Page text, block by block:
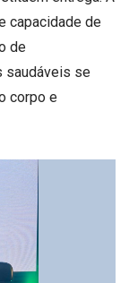
capacidade de
de
saudáveis se
corpo e